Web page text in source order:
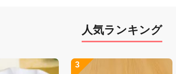
人気ランキング
3